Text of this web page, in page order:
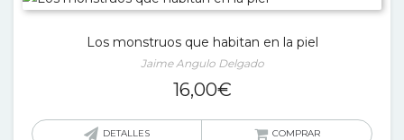
Los monstruos que habitan en la piel
Jaime Angulo Delgado
16,00€
DETALLES COMPRAR